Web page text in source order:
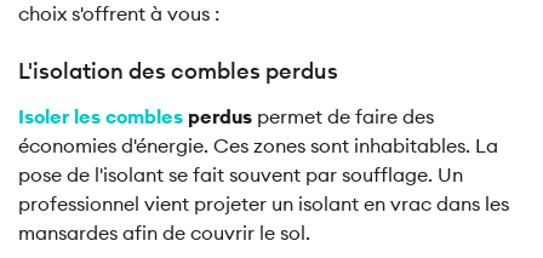
choix s'offrent à vous :
L'isolation des combles perdus
Isoler les combles perdus permet de faire des
économies d'énergie. Ces zones sont inhabitables. La
pose de l'isolant se fait souvent par soufflage. Un
professionnel vient projeter un isolant en vrac dans les
mansardes afin de couvrir le sol.